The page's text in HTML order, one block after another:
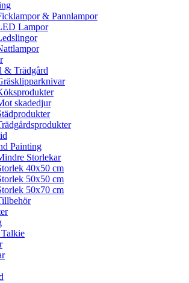
& Pannlampor
Lampor
& Trädgård
skadedjur
Painting
Storlekar
40x50 cm
50x50 cm
50x70 cm